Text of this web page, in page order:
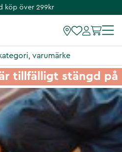
köp över 299kr
tillfälligt stängd